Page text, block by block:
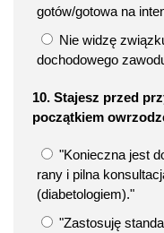
gotów/gotowa na
Nie widzę
dochodowego
10. Stajesz przed
początkiem
"Konieczna jest
rany i pilna
(diabetologiem)."
"Zastosuję